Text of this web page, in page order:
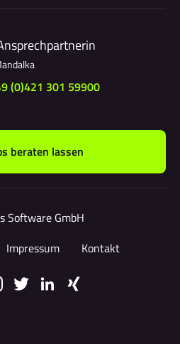
(0)421 301 59900
beraten lassen
Software GmbH
Impressum Kontakt